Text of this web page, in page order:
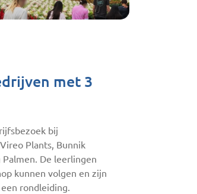
met 3
bij
Plants, Bunnik
De leerlingen
kunnen volgen en zijn
rondleiding.